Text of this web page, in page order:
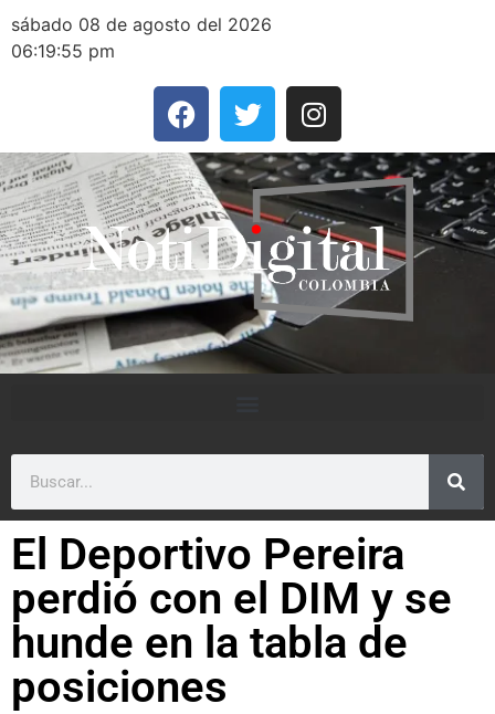
sábado 08 de agosto del 2026
06:19:55 pm
El Deportivo Pereira
perdió con el DIM y se
hunde en la tabla de
posiciones